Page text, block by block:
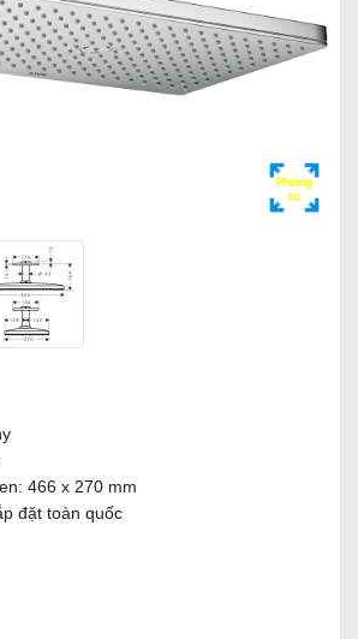
Phóng
to
466 x 270 mm
đặt toàn quốc